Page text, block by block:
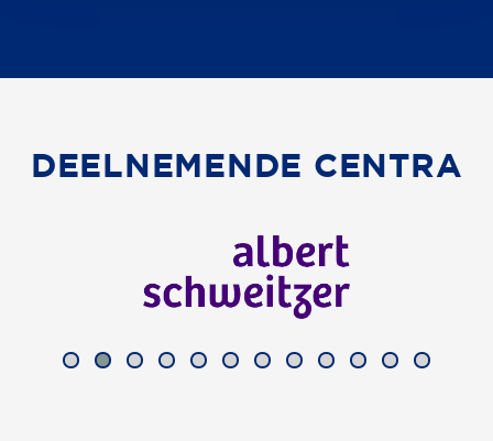
DEELNEMENDE CENTRA